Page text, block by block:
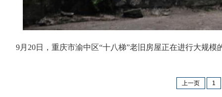
9月20日，重庆市渝中区“十八梯”老旧房屋正在进行大规
上一页 1